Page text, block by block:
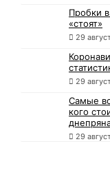
Пробки
«стоят»
29
29
Самые
кого
29